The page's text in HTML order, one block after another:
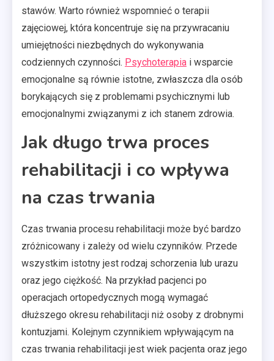
stawów. Warto również wspomnieć o terapii
zajęciowej, która koncentruje się na przywracaniu
umiejętności niezbędnych do wykonywania
codziennych czynności. Psychoterapia i wsparcie
emocjonalne są równie istotne, zwłaszcza dla osób
borykających się z problemami psychicznymi lub
emocjonalnymi związanymi z ich stanem zdrowia.
Jak długo trwa proces
rehabilitacji i co wpływa
na czas trwania
Czas trwania procesu rehabilitacji może być bardzo
zróżnicowany i zależy od wielu czynników. Przede
wszystkim istotny jest rodzaj schorzenia lub urazu
oraz jego ciężkość. Na przykład pacjenci po
operacjach ortopedycznych mogą wymagać
dłuższego okresu rehabilitacji niż osoby z drobnymi
kontuzjami. Kolejnym czynnikiem wpływającym na
czas trwania rehabilitacji jest wiek pacjenta oraz jego